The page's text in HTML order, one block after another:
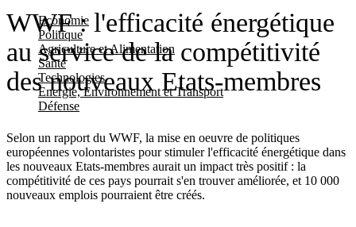
Economie
Politique
Agriculture et Alimentation
Santé
Technologies
Energie, Environnement et Transport
Défense
WWF : l'efficacité énergétique
au service de la compétitivité
des nouveaux Etats-membres
Selon un rapport du WWF, la mise en oeuvre de politiques
européennes volontaristes pour stimuler l'efficacité énergétique dans
les nouveaux Etats-membres aurait un impact très positif : la
compétitivité de ces pays pourrait s'en trouver améliorée, et 10 000
nouveaux emplois pourraient être créés.